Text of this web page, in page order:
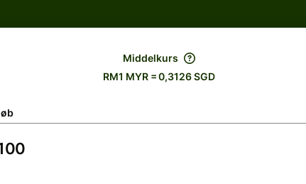
Middelkurs
RM1 MYR = 0,3126 SGD